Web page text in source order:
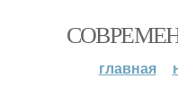
главная